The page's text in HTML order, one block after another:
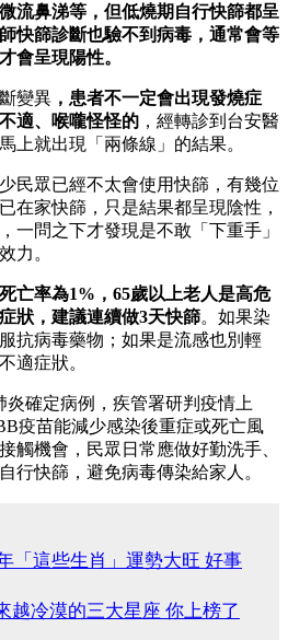
流鼻涕等，但低燒期自行快篩都呈
快篩診斷也驗不到病毒，通常會等
會呈現陽性。
變異 ，患者不一定會出現發燒症
適、喉嚨怪怪的 ，經轉診到台安醫
上就出現「兩條線」的結果。
民眾已經不太會使用快篩，有幾位
在家快篩，只是結果都呈現陰性，
一問之下才發現是不敢「下重手」
力。
亡率為1%，65歲以上老人是高危
狀，建議連續做3天快篩。如果染
抗病毒藥物；如果是流感也別輕
適症狀。
炎確定病例，疾管署研判疫情上
疫苗能減少感染後重症或死亡風
觸機會，民眾日常應做好勤洗手、
行快篩，避免病毒傳染給家人。
「這些生肖」運勢大旺 好事
冷漠的三大星座 你上榜了